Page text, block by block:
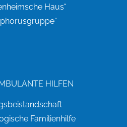
Haus“
HILFEN
Familienhilfe